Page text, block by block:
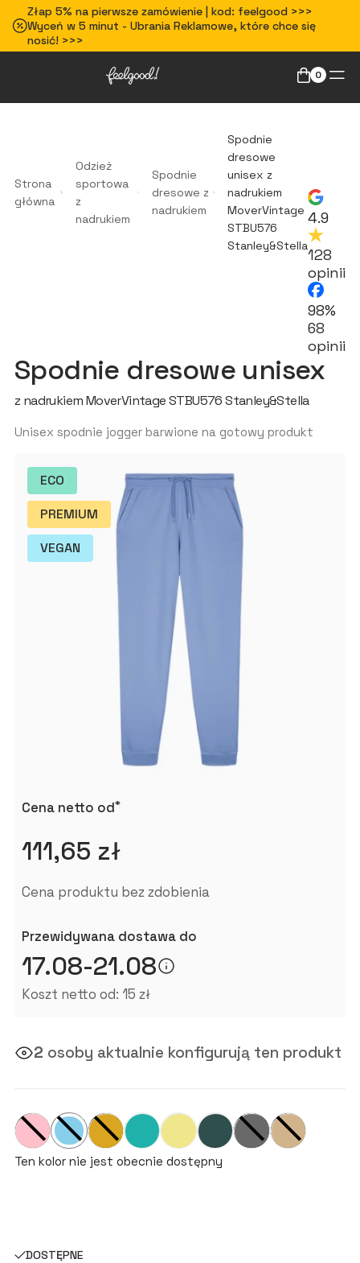
Złap 5% na pierwsze zamówienie | kod: feelgood >>>
Wyceń w 5 minut - Ubrania Reklamowe, które chce się
nosić! >>>
0
Strona
główna
Odzież
sportowa
z
nadrukiem
Spodnie
dresowe z
nadrukiem
Spodnie
dresowe
unisex z
nadrukiem
MoverVintage
STBU576
Stanley&Stella
4.9
128
opinii
98%
68
opinii
Spodnie dresowe unisex
z nadrukiem MoverVintage STBU576 Stanley&Stella
Unisex spodnie jogger barwione na gotowy produkt
ECO
PREMIUM
VEGAN
Cena netto od*
111,65 zł
Cena produktu bez zdobienia
Przewidywana dostawa do
17.08-21.08
Koszt netto od: 15 zł
2 osoby aktualnie konfigurują ten produkt
Ten kolor nie jest obecnie dostępny
DOSTĘPNE